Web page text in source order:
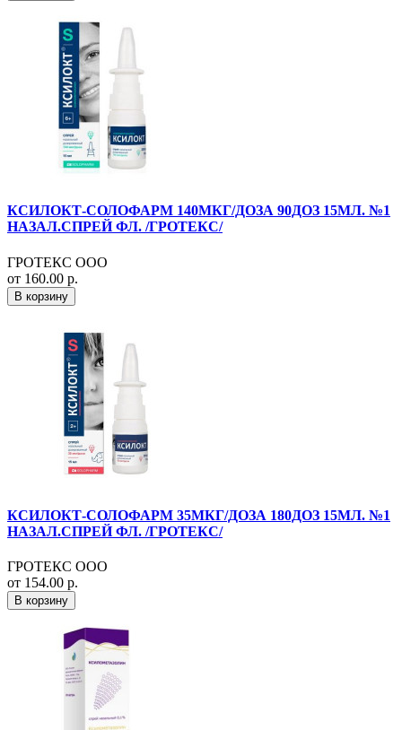
КСИЛОКТ-СОЛОФАРМ 140МКГ/ДОЗА 90ДОЗ 15МЛ. №1
НАЗАЛ.СПРЕЙ ФЛ. /ГРОТЕКС/
ГРОТЕКС ООО
от 160.00 р.
В корзину
КСИЛОКТ-СОЛОФАРМ 35МКГ/ДОЗА 180ДОЗ 15МЛ. №1
НАЗАЛ.СПРЕЙ ФЛ. /ГРОТЕКС/
ГРОТЕКС ООО
от 154.00 р.
В корзину